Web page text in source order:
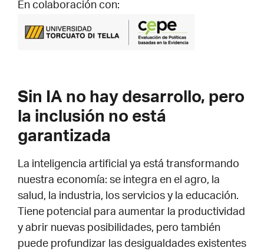
En colaboración con:
Sin IA no hay desarrollo, pero
la inclusión no está
garantizada
La inteligencia artificial ya está transformando
nuestra economía: se integra en el agro, la
salud, la industria, los servicios y la educación.
Tiene potencial para aumentar la productividad
y abrir nuevas posibilidades, pero también
puede profundizar las desigualdades existentes